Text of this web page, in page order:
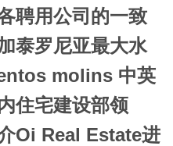
聘用公司的一致
泰罗尼亚最大水
molins 中英
住宅建设部领
Oi Real Estate进